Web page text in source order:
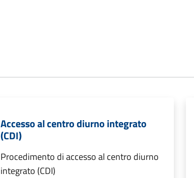
Accesso al centro diurno integrato
(CDI)
Procedimento di accesso al centro diurno
integrato (CDI)